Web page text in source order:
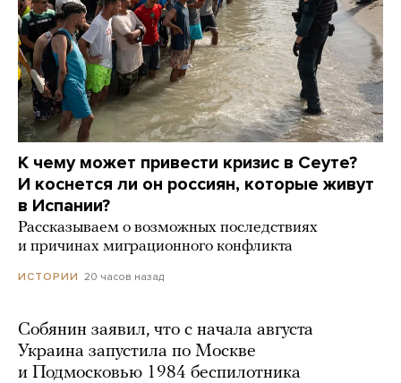
К чему может привести кризис в Сеуте?
И коснется ли он россиян, которые живут
в Испании?
Рассказываем о возможных последствиях
и причинах миграционного конфликта
ИСТОРИИ 20 часов назад
Собянин заявил, что с начала августа
Украина запустила по Москве
и Подмосковью 1984 беспилотника